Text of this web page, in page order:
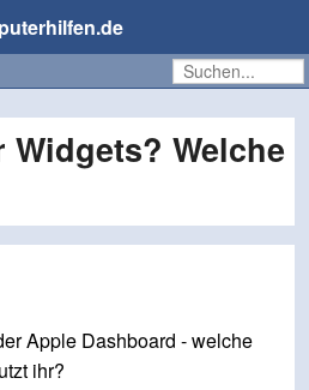
Widgets? Welche
Apple Dashboard - welche
ihr?